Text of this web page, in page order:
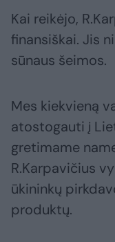
Kai reikėjo,
finansiškai. Jis
sūnaus šeimos.
Mes kiekvieną
atostogauti į
gretimame
R.Karpavičius
ūkininkų
produktų.